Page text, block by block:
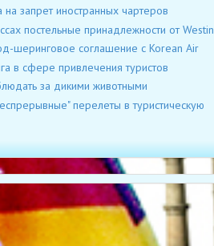
на запрет иностранных чартеров
постельные принадлежности от Westin
шеринговое соглашение с Korean Air
в сфере привлечения туристов
за дикими животными
перелеты в туристическую